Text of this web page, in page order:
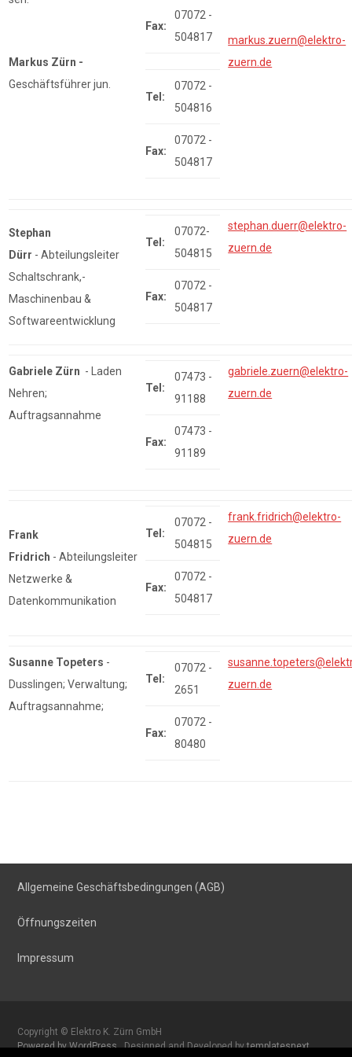
Markus Zürn -
Geschäftsführer jun.
Fax:
07072 -
504817
Tel:
07072 -
504816
Fax:
07072 -
504817
markus.zuern@elektro-
zuern.de
Stephan
Dürr - Abteilungsleiter
Schaltschrank,-
Maschinenbau &
Softwareentwicklung
Tel:
07072-
504815
Fax:
07072 -
504817
stephan.duerr@elektro-
zuern.de
Gabriele Zürn - Laden
Nehren;
Auftragsannahme
Tel:
07473 -
91188
Fax:
07473 -
91189
gabriele.zuern@elektro-
zuern.de
Frank
Fridrich - Abteilungsleiter
Netzwerke &
Datenkommunikation
Tel:
07072 -
504815
Fax:
07072 -
504817
frank.fridrich@elektro-
zuern.de
Susanne Topeters -
Dusslingen; Verwaltung;
Auftragsannahme;
Tel:
07072 -
2651
Fax:
07072 -
80480
zuern.de
Allgemeine Geschäftsbedingungen (AGB)
Öffnungszeiten
Impressum
Copyright © Elektro K. Zürn GmbH
Powered by WordPress, Designed and Developed bytemplatesnext